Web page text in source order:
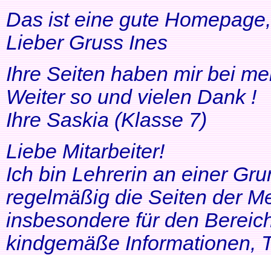
Das ist eine gute
Lieber Gruss Ines
Ihre Seiten haben mir bei
Weiter so und vielen Dank !
Ihre Saskia (Klasse 7)
Liebe Mitarbeiter!
Ich bin Lehrerin an einer
regelmäßig die Seiten der
insbesondere für den
kindgemäße Informationen,